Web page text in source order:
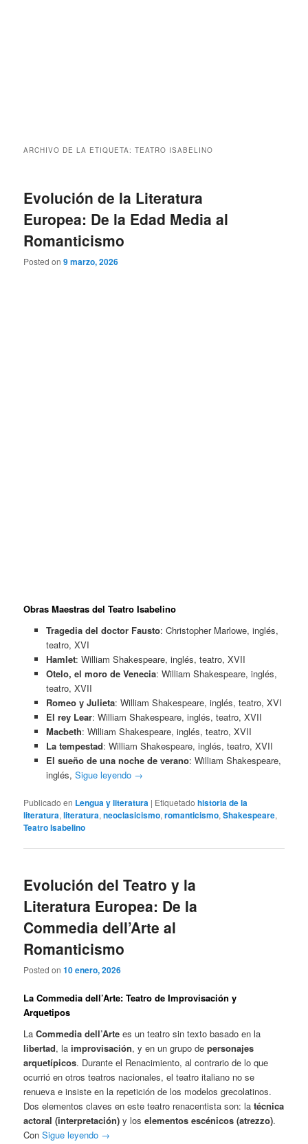
ARCHIVO DE LA ETIQUETA:TEATRO ISABELINO
Evolución de la Literatura
Europea: De la Edad Media al
Romanticismo
Posted on9 marzo, 2026
Obras Maestras del Teatro Isabelino
Tragedia del doctor Fausto: Christopher Marlowe, inglés,
teatro, XVI
Hamlet: William Shakespeare, inglés, teatro, XVII
Otelo, el moro de Venecia: William Shakespeare, inglés,
teatro, XVII
Romeo y Julieta: William Shakespeare, inglés, teatro, XVI
El rey Lear: William Shakespeare, inglés, teatro, XVII
Macbeth: William Shakespeare, inglés, teatro, XVII
La tempestad: William Shakespeare, inglés, teatro, XVII
El sueño de una noche de verano: William Shakespeare,
inglés, Sigue leyendo →
Publicado en Lengua y literatura | Etiquetado historia de la
literatura,literatura,neoclasicismo,romanticismo,Shakespeare,
Teatro Isabelino
Evolución del Teatro y la
Literatura Europea: De la
Commedia dell’Arte al
Romanticismo
Posted on10 enero, 2026
La Commedia dell’Arte: Teatro de Improvisación y
Arquetipos
LaCommedia dell’Arte es un teatro sin texto basado en la
libertad, laimprovisación, y en un grupo depersonajes
arquetípicos. Durante el Renacimiento, al contrario de lo que
ocurrió en otros teatros nacionales, el teatro italiano no se
renueva e insiste en la repetición de los modelos grecolatinos.
Dos elementos claves en este teatro renacentista son: latécnica
actoral (interpretación) y loselementos escénicos (atrezzo).
ConSigue leyendo →